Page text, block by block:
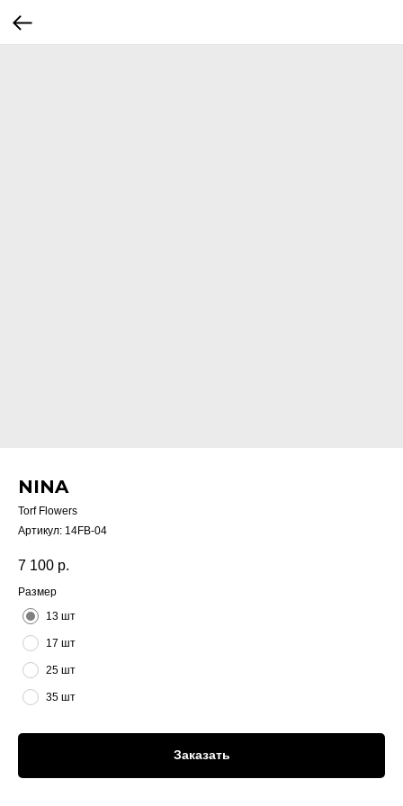
NINA
Torf Flowers
Артикул: 14FB-04
7 100 р.
Размер
13 шт
17 шт
25 шт
35 шт
Заказать